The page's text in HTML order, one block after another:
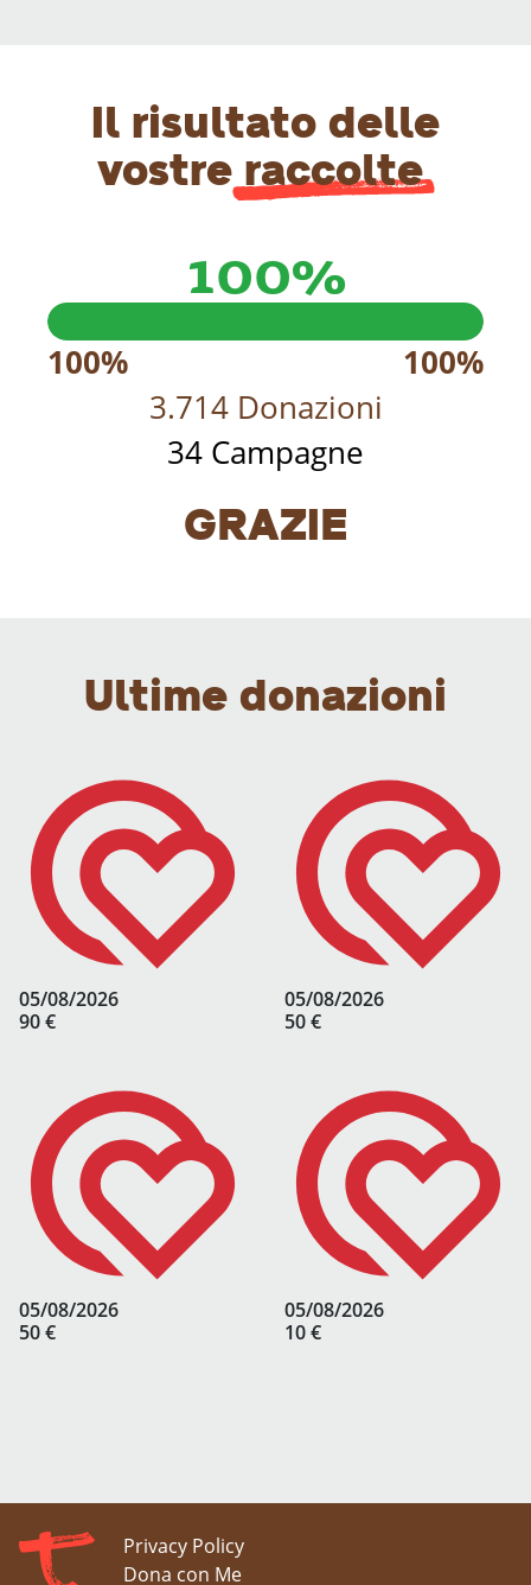
Il risultato delle
vostreraccolte
100%
100%
100%
3.714 Donazioni
34 Campagne
GRAZIE
Ultime donazioni
05/08/2026
90 €
05/08/2026
50 €
05/08/2026
50 €
05/08/2026
10 €
Privacy Policy
Dona con Me